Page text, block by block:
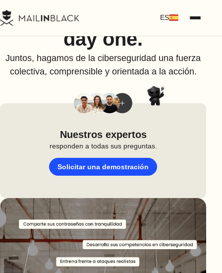
ES
Safe. Together.
Since
day one.
Juntos, hagamos de la ciberseguridad una fuerza
colectiva, comprensible y orientada a la acción.
Nuestros expertos
responden a todas sus preguntas.
Solicitar una demostración